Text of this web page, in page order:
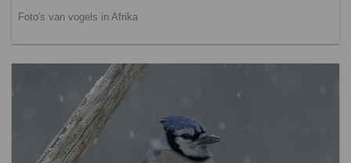
Foto's van vogels in Afrika